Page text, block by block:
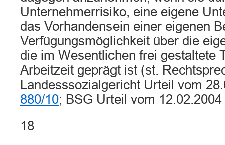
Unternehmerrisiko, eine eigene
das Vorhandensein einer eigenen
Verfügungsmöglichkeit über die
die im Wesentlichen frei gestaltete
Arbeitzeit geprägt ist (st.
Landesssozialgericht Urteil vom
880/10; BSG Urteil vom
18